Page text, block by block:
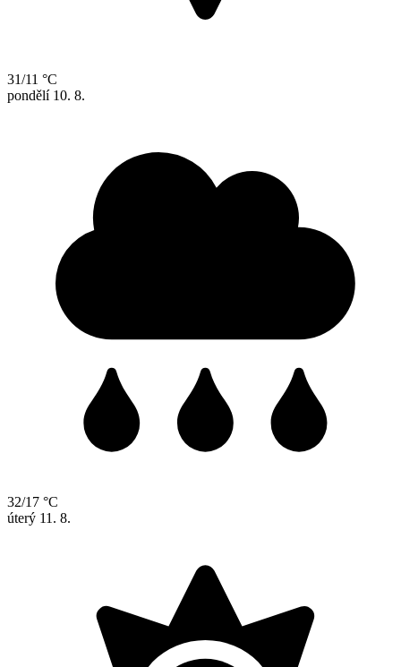
31/11 °C
pondělí 10. 8.
32/17 °C
úterý 11. 8.